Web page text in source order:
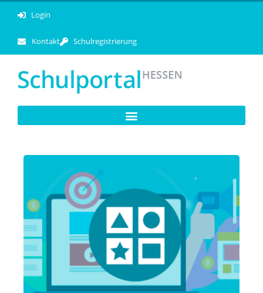
Login
Kontakt Schulregistrierung